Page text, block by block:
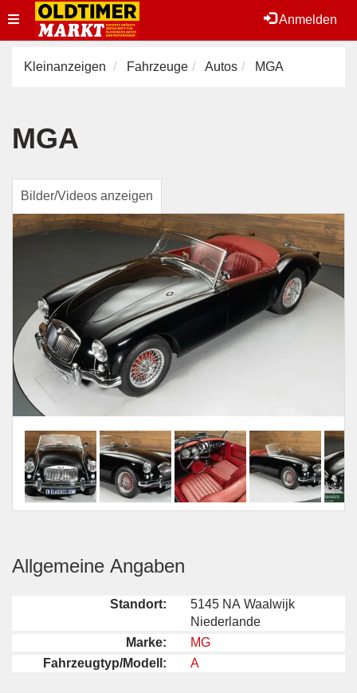
Anmelden
Toggle
navigation
Kleinanzeigen Fahrzeuge Autos MGA
MGA
Bilder/Videos anzeigen
Allgemeine Angaben
Standort:
5145 NA Waalwijk
Niederlande
Marke:
MG
Fahrzeugtyp/Modell:
A